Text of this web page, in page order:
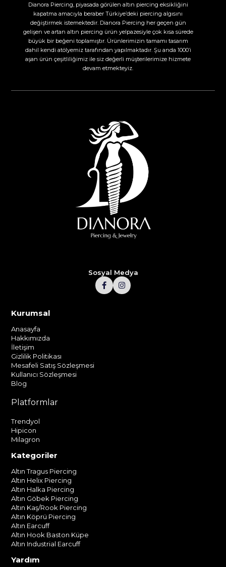
Dianora Piercing, piyasada görülen altın piercing eksikliğini
kapatma amacıyla beraber Türkiye’deki piercing algısını
değiştirmek istemektedir. Dianora Piercing her geçen gün
gelişen ve artan altın piercing ürün yelpazesiyle çok kısa sürede
büyük bir beğeni toplamıştır. Ürünlerimizin tamamı tasarım
dahil kendi atölyemiz tarafından yapılmaktadır. Şu anda 1000’i
aşan ürün çeşitliliğimiz ile siz değerli müşterilerimize hizmete
devam etmekteyiz.​
Sosyal Medya
Kurumsal
Anasayfa
Hakkımızda
İletişim
Gizlilik Politikası
Mesafeli Satış Sözleşmesi
Kullanıcı Sözleşmesi
Blog
Platformlar
Trendyol
Hipicon
Milagron
Kategoriler
Altın Tragus Piercing
Altın Helix Piercing
Altın Halka Piercing
Altın Göbek Piercing
Altın Kaş/Rook Piercing
Altın Köprü Piercing
Altın Earcuff
Altın Hook Baston Küpe
Altın Industrial Earcuff
Yardım